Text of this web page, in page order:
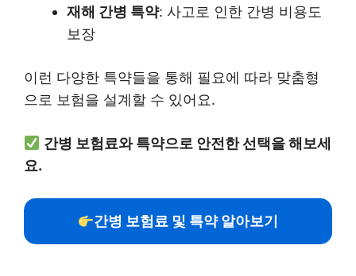
재해 간병 특약: 사고로 인한 간병 비용도
보장
이런 다양한 특약들을 통해 필요에 따라 맞춤형
으로 보험을 설계할 수 있어요.
간병 보험료와 특약으로 안전한 선택을 해보세
요.
간병 보험료 및 특약 알아보기